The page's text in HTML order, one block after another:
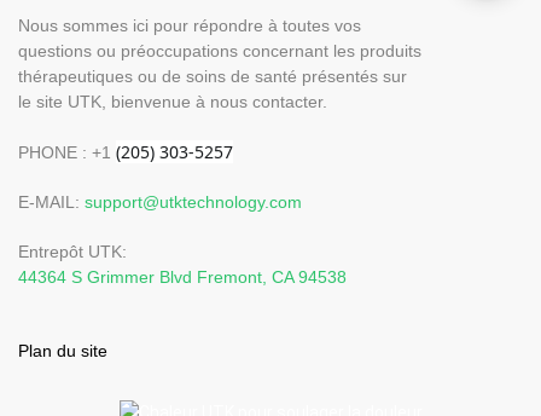
Nous sommes ici pour répondre à toutes vos
questions ou préoccupations concernant les produits
thérapeutiques ou de soins de santé présentés sur
le site UTK, bienvenue à nous contacter.
PHONE : +1
E-MAIL: support@utktechnology.com
Entrepôt UTK:
44364 S Grimmer Blvd Fremont, CA 94538
Plan du site